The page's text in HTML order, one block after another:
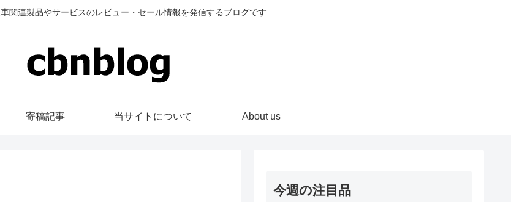
関連製品やサービスのレビュー・セール情報を発信するブログです
寄稿記事 当サイトについて About us
今週の注目品